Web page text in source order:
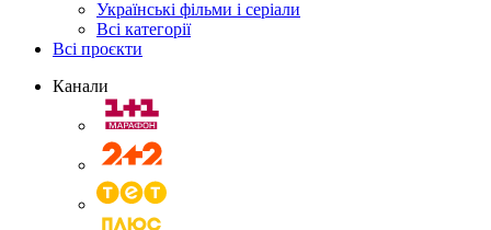
Українські фільми і серіали
Всі категорії
Всі проєкти
Канали